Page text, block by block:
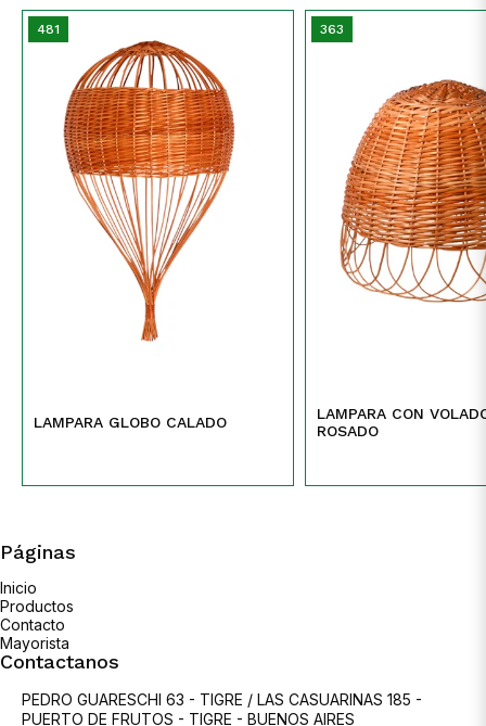
481
LAMPARA GLOBO CALADO
363
LAMPARA CON
ROSADO
Páginas
Inicio
Productos
Contacto
Mayorista
Contactanos
PEDRO GUARESCHI 63 - TIGRE / LAS CASUARINAS 185 -
PUERTO DE FRUTOS - TIGRE - BUENOS AIRES